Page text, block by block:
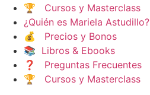
🏆 Cursos y Masterclass
¿Quién es Mariela Astudillo?
💰 Precios y Bonos
📚 Libros & Ebooks
❓ Preguntas Frecuentes
🏆 Cursos y Masterclass